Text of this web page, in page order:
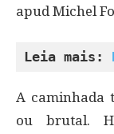
apud Michel
Leia mais:
A caminhada
ou brutal.